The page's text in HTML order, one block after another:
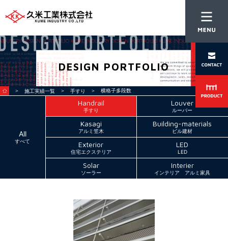
DESIGN PORTFOLIO
＞ 施工実績一覧 ＞ 手すり ＞ 横格子多段数
All
すべて
Handrail
手すり
Louver
ルーバー
Kasagi
アルミ笠木
Building-materials
ビル建材
Exterior
住宅エクステリア
LED
LED
Solar
ソーラー
Interier
インテリア アルミ家具